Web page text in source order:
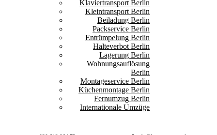
Klaviertransport Berlin
Kleintransport Berlin
Beiladung Berlin
Packservice Berlin
Entrümpelung Berlin
Halteverbot Berlin
Lagerung Berlin
Wohnungsauflösung
Berlin
Montageservice Berlin
Küchenmontage Berlin
Fernumzug Berlin
Internationale Umzüge